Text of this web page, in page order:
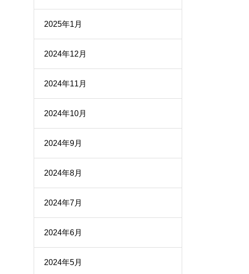
2025年1月
2024年12月
2024年11月
2024年10月
2024年9月
2024年8月
2024年7月
2024年6月
2024年5月